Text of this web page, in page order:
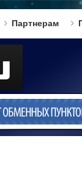
Партнерам